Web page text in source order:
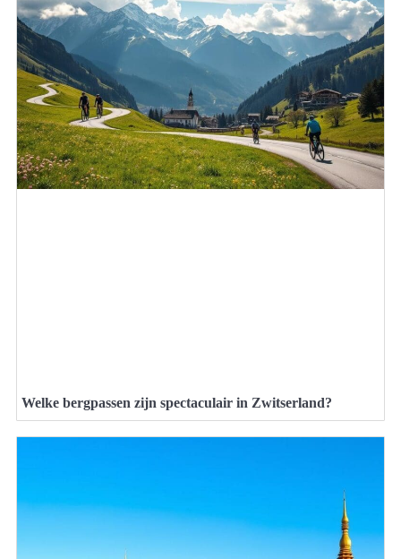
Welke bergpassen zijn spectaculair in Zwitserland?